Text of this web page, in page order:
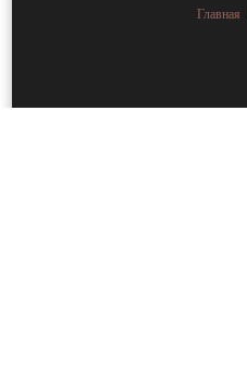
Главная